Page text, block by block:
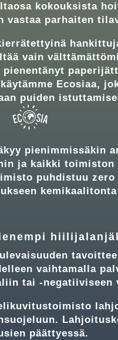
kokouksista
vastaa parhaiten
vain
Ecosiaa,
puiden
pienimmissäkin
ja kaikki
puhdistuu
vaihtamalla
tai -negatiiviseen
päättyessä.